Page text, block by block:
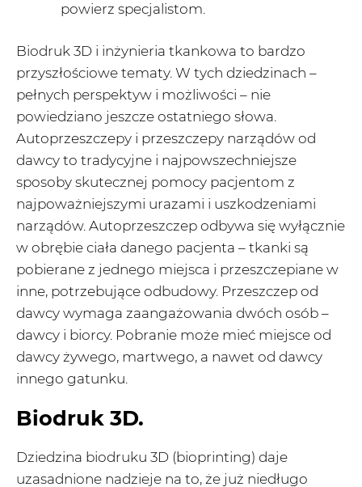
powierz specjalistom.
Biodruk 3D i inżynieria tkankowa to bardzo
przyszłościowe tematy. W tych dziedzinach –
pełnych perspektyw i możliwości – nie
powiedziano jeszcze ostatniego słowa.
Autoprzeszczepy i przeszczepy narządów od
dawcy to tradycyjne i najpowszechniejsze
sposoby skutecznej pomocy pacjentom z
najpoważniejszymi urazami i uszkodzeniami
narządów. Autoprzeszczep odbywa się wyłącznie
w obrębie ciała danego pacjenta – tkanki są
pobierane z jednego miejsca i przeszczepiane w
inne, potrzebujące odbudowy. Przeszczep od
dawcy wymaga zaangażowania dwóch osób –
dawcy i biorcy. Pobranie może mieć miejsce od
dawcy żywego, martwego, a nawet od dawcy
innego gatunku.
Biodruk 3D.
Dziedzina biodruku 3D (bioprinting) daje
uzasadnione nadzieje na to, że już niedługo